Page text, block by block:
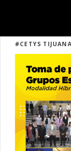
#CETYS TIJUANA